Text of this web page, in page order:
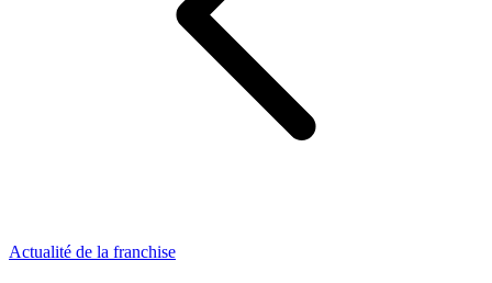
Actualité de la franchise